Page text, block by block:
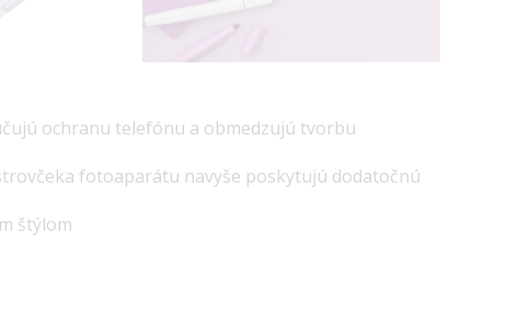
ochranu telefónu a obmedzujú tvorbu
fotoaparátu navyše poskytujú dodatočnú
štýlom